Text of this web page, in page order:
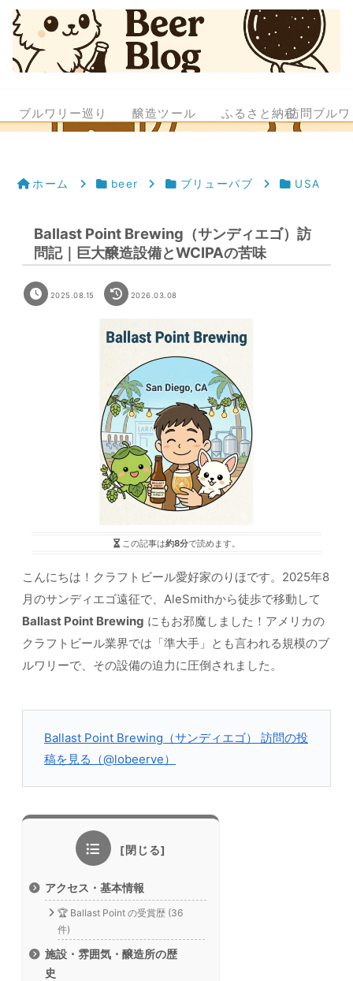
ブルワリー巡り 醸造ツール ふるさと納税訪問ブル
ホーム beer ブリューパブ USA
Ballast Point Brewing（サンディエゴ）訪
問記｜巨大醸造設備とWCIPAの苦味
2025.08.15 2026.03.08
この記事は約8分で読めます。
こんにちは！クラフトビール愛好家のりほです。2025年8
月のサンディエゴ遠征で、AleSmithから徒歩で移動して
Ballast Point Brewing にもお邪魔しました！アメリカの
クラフトビール業界では「準大手」とも言われる規模のブ
ルワリーで、その設備の迫力に圧倒されました。
Ballast Point Brewing（サンディエゴ） 訪問の投
稿を見る（@lobeerve）
アクセス・基本情報
🏆 Ballast Point の受賞歴 (36
件)
施設・雰囲気・醸造所の歴
史